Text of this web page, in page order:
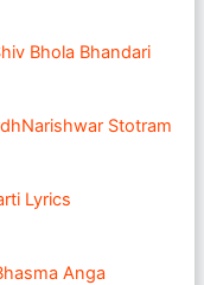
Bhola Bhandari
Stotram
Lyrics
Anga